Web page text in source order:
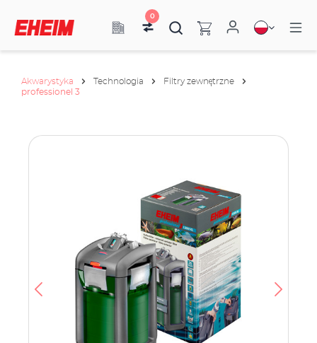
0
Akwarystyka Technologia
Filtry zewnętrzne
professionel 3